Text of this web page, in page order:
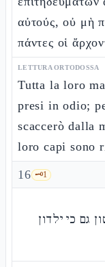
αὐτούς, οὐ μὴ
πάντες οἱ
LETTURA ORTODOSSA
Tutta la loro
presi in odio;
scaccerò dalla
loro capi sono
16 🗝️1
גם כי ילדון